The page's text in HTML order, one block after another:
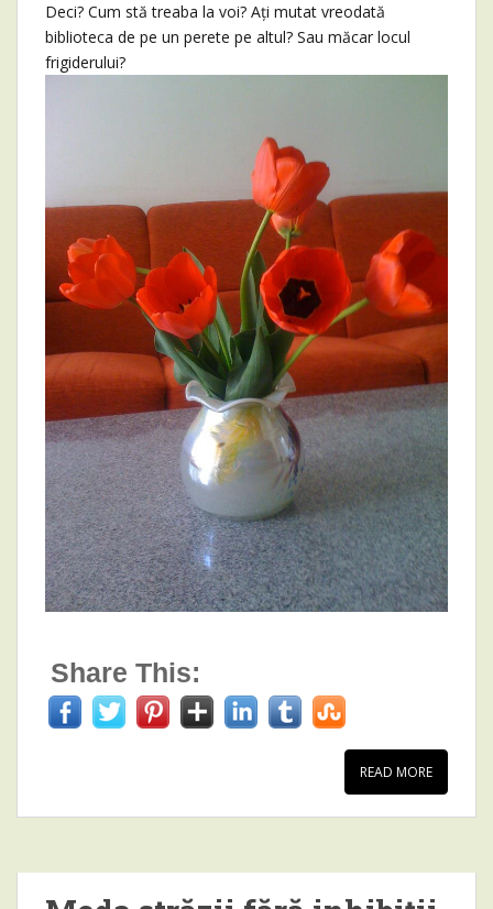
Deci? Cum stă treaba la voi? Ați mutat vreodată
biblioteca de pe un perete pe altul? Sau măcar locul
frigiderului?
Share This:
READ MORE